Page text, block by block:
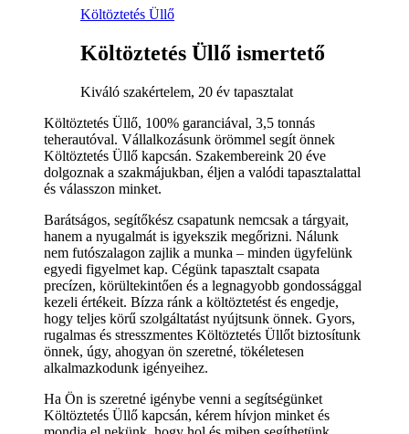
Költöztetés Üllő
Költöztetés Üllő ismertető
Kiváló szakértelem, 20 év tapasztalat
Költöztetés Üllő, 100% garanciával, 3,5 tonnás
teherautóval. Vállalkozásunk örömmel segít önnek
Költöztetés Üllő kapcsán. Szakembereink 20 éve
dolgoznak a szakmájukban, éljen a valódi tapasztalattal
és válasszon minket.
Barátságos, segítőkész csapatunk nemcsak a tárgyait,
hanem a nyugalmát is igyekszik megőrizni. Nálunk
nem futószalagon zajlik a munka – minden ügyfelünk
egyedi figyelmet kap. Cégünk tapasztalt csapata
precízen, körültekintően és a legnagyobb gondossággal
kezeli értékeit. Bízza ránk a költöztetést és engedje,
hogy teljes körű szolgáltatást nyújtsunk önnek. Gyors,
rugalmas és stresszmentes Költöztetés Üllőt biztosítunk
önnek, úgy, ahogyan ön szeretné, tökéletesen
alkalmazkodunk igényeihez.
Ha Ön is szeretné igénybe venni a segítségünket
Költöztetés Üllő kapcsán, kérem hívjon minket és